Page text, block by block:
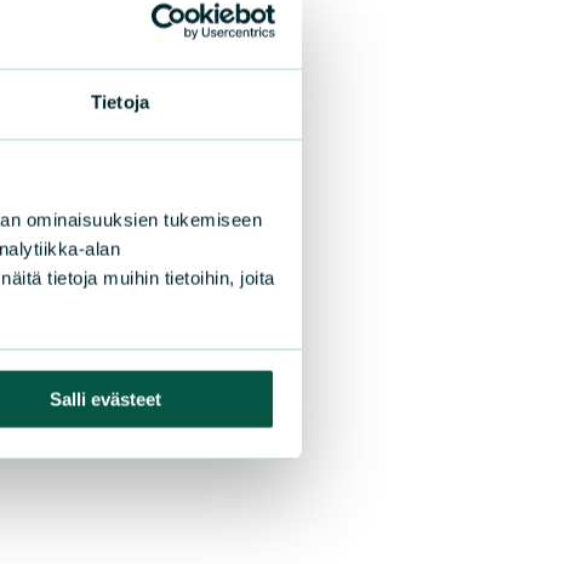
Tietoja
ominaisuuksien tukemiseen
alan
tietoja muihin tietoihin, joita
Salli evästeet